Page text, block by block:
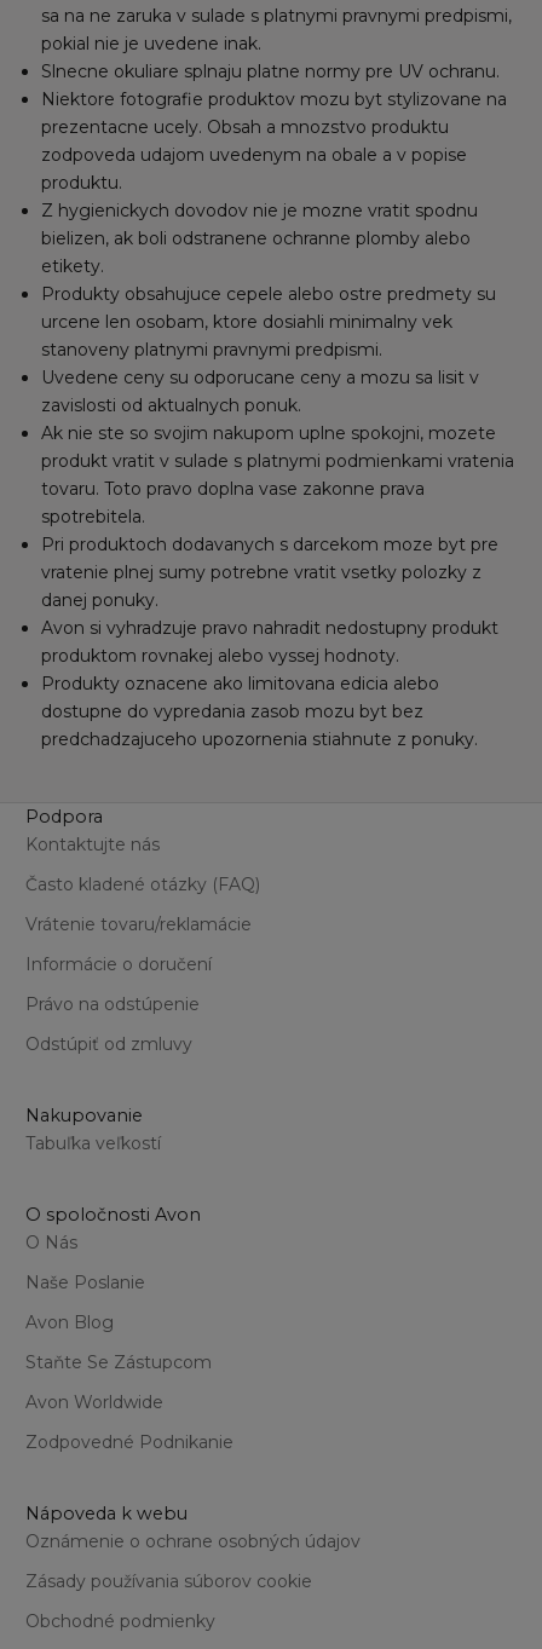
sa na ne zaruka v sulade s platnymi pravnymi predpismi,
pokial nie je uvedene inak.
Slnecne okuliare splnaju platne normy pre UV ochranu.
Niektore fotografie produktov mozu byt stylizovane na
prezentacne ucely. Obsah a mnozstvo produktu
zodpoveda udajom uvedenym na obale a v popise
produktu.
Z hygienickych dovodov nie je mozne vratit spodnu
bielizen, ak boli odstranene ochranne plomby alebo
etikety.
Produkty obsahujuce cepele alebo ostre predmety su
urcene len osobam, ktore dosiahli minimalny vek
stanoveny platnymi pravnymi predpismi.
Uvedene ceny su odporucane ceny a mozu sa lisit v
zavislosti od aktualnych ponuk.
Ak nie ste so svojim nakupom uplne spokojni, mozete
produkt vratit v sulade s platnymi podmienkami vratenia
tovaru. Toto pravo doplna vase zakonne prava
spotrebitela.
Pri produktoch dodavanych s darcekom moze byt pre
vratenie plnej sumy potrebne vratit vsetky polozky z
danej ponuky.
Avon si vyhradzuje pravo nahradit nedostupny produkt
produktom rovnakej alebo vyssej hodnoty.
Produkty oznacene ako limitovana edicia alebo
dostupne do vypredania zasob mozu byt bez
predchadzajuceho upozornenia stiahnute z ponuky.
Podpora
Kontaktujte nás
Často kladené otázky (FAQ)
Vrátenie tovaru/reklamácie
Informácie o doručení
Právo na odstúpenie
Odstúpiť od zmluvy
Nakupovanie
Tabuľka veľkostí
O spoločnosti Avon
O Nás
Naše Poslanie
Avon Blog
Staňte Se Zástupcom
Avon Worldwide
Zodpovedné Podnikanie
Nápoveda k webu
Oznámenie o ochrane osobných údajov
Zásady používania súborov cookie
Obchodné podmienky